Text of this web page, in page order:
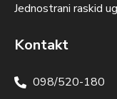
Jednostrani raskid
Kontakt
098/520-180